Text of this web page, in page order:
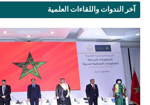
آخر الندوات واللقاءات العلمية